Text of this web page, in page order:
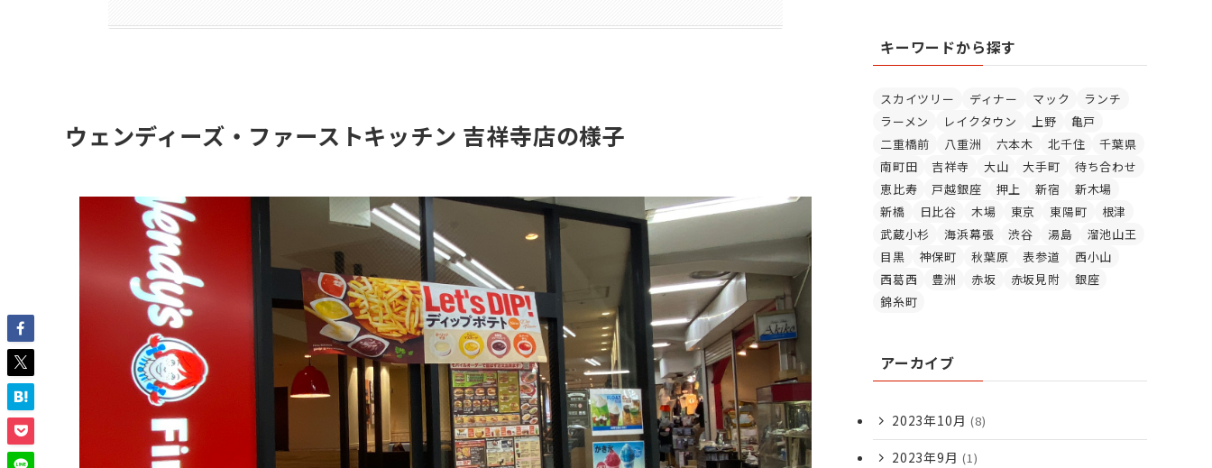
ウェンディーズ・ファーストキッチン 吉祥寺店の様子
ー
キーワードから探す
スカイツリー ディナー マック
ランチ
ラーメン
レイクタウン 上野
亀戸
二重橋前
八重洲 六本木 北千住
千葉県
南町田
吉祥寺 大山 大手町
待ち合わせ
恵比寿
戸越銀座 押上 新宿
新木場
新橋
日比谷 木場 東京 東陽町
根津
武蔵小杉
海浜幕張 渋谷 湯島
溜池山王
目黒
神保町 秋葉原 表参道
西小山
西葛西
豊洲 赤坂 赤坂見附
銀座
錦糸町
アーカイブ
2023年10月 (8)
2023年9月 (1)